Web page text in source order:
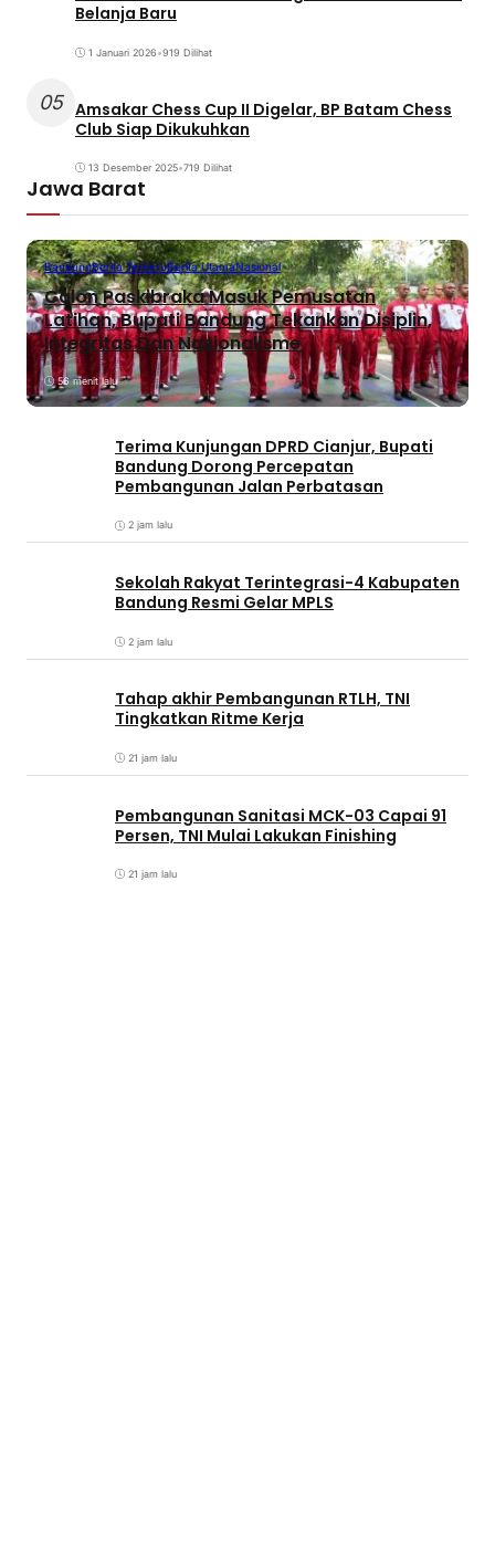
Belanja Baru
1 Januari 2026•919 Dilihat
05 Amsakar Chess Cup II Digelar, BP Batam Chess
Club Siap Dikukuhkan
13 Desember 2025•719 Dilihat
Jawa Barat
BandungBerita TerbaruBerita UtamaNasional
Calon Paskibraka Masuk Pemusatan
Latihan, Bupati Bandung Tekankan Disiplin,
Integritas Dan Nasionalisme
56 menit lalu
Terima Kunjungan DPRD Cianjur, Bupati
Bandung Dorong Percepatan
Pembangunan Jalan Perbatasan
2 jam lalu
Sekolah Rakyat Terintegrasi-4 Kabupaten
Bandung Resmi Gelar MPLS
2 jam lalu
Tahap akhir Pembangunan RTLH, TNI
Tingkatkan Ritme Kerja
21 jam lalu
Pembangunan Sanitasi MCK-03 Capai 91
Persen, TNI Mulai Lakukan Finishing
21 jam lalu